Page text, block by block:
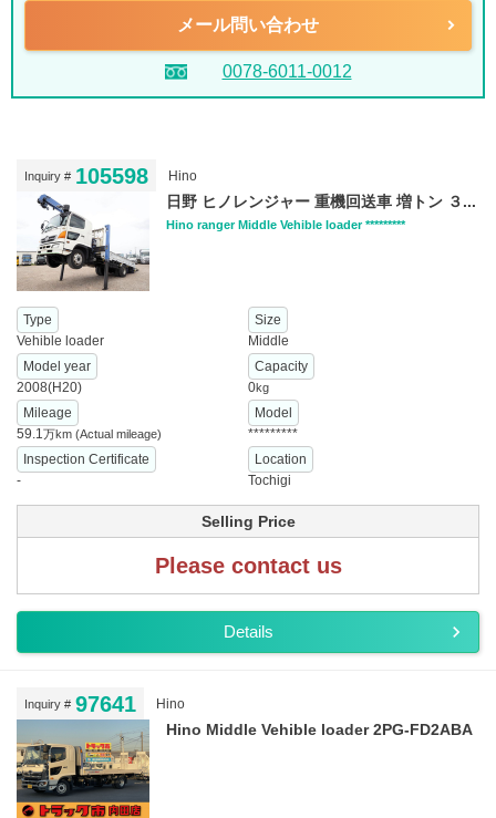
メール問い合わせ
0078-6011-0012
Inquiry # 105598 Hino
日野 ヒノレンジャー 重機回送車 増トン ３...
Hino ranger Middle Vehible loader *********
Type
Vehible loader
Size
Middle
Model year
2008(H20)
Capacity
0kg
Mileage
59.1万km (Actual mileage)
Model
*********
Inspection Certificate
-
Location
Tochigi
Selling Price
Please contact us
Details
Inquiry # 97641 Hino
Hino Middle Vehible loader 2PG-FD2ABA